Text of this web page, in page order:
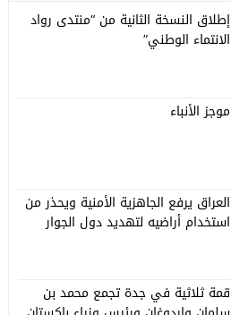
إطلاق النسخة الثانية من “منتدى رواد
الانتماء الوطني”
موجز الأنباء
العراق يرفع الجاهزية الأمنية ويحذر من
استخدام أراضيه لتهديد دول الجوار
قمة ثلاثية في جدة تجمع محمد بن